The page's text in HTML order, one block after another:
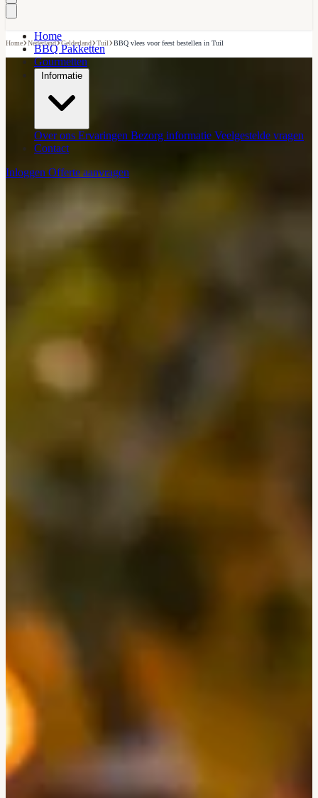
Home
BBQ Pakketten
Gourmetten
Informatie
Over ons Ervaringen Bezorg informatie Veelgestelde vragen
Contact
Inloggen Offerte aanvragen
Home›Nederland›Gelderland›Tuil›BBQ vlees voor feest bestellen in Tuil